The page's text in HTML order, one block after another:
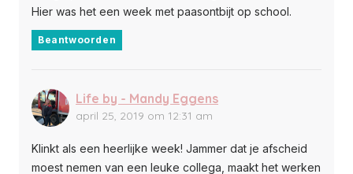
Hier was het een week met paasontbijt op school.
Beantwoorden
Life by - Mandy Eggens
april 25, 2019 om 12:31 am
Klinkt als een heerlijke week! Jammer dat je afscheid
moest nemen van een leuke collega, maakt het werken